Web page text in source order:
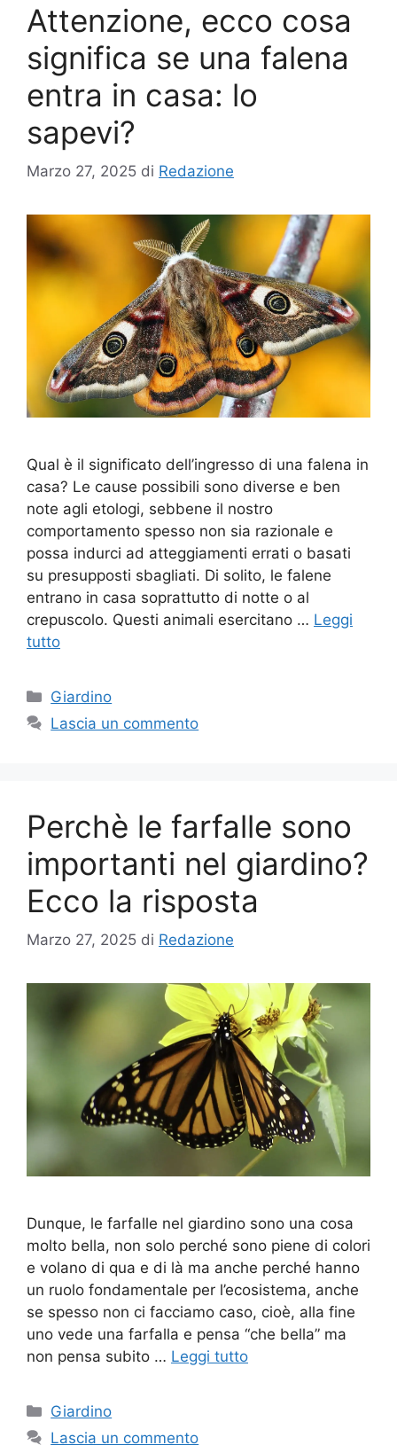
Attenzione, ecco cosa
significa se una falena
entra in casa: lo
sapevi?
Marzo 27, 2025 di Redazione
Qual è il significato dell’ingresso di una falena in
casa? Le cause possibili sono diverse e ben
note agli etologi, sebbene il nostro
comportamento spesso non sia razionale e
possa indurci ad atteggiamenti errati o basati
su presupposti sbagliati. Di solito, le falene
entrano in casa soprattutto di notte o al
crepuscolo. Questi animali esercitano … Leggi
tutto
Categorie
Giardino
Lascia un commento
Perchè le farfalle sono
importanti nel giardino?
Ecco la risposta
Marzo 27, 2025 di Redazione
Dunque, le farfalle nel giardino sono una cosa
molto bella, non solo perché sono piene di colori
e volano di qua e di là ma anche perché hanno
un ruolo fondamentale per l’ecosistema, anche
se spesso non ci facciamo caso, cioè, alla fine
uno vede una farfalla e pensa “che bella” ma
non pensa subito … Leggi tutto
Categorie
Giardino
Lascia un commento